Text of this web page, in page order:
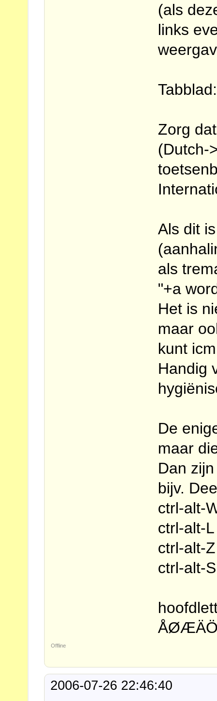
(als
links
Zorg
(Dutch-
Als dit
als
"+a
Het is
maar
kunt
Handig
De
maar
Dan
bijv.
ctrl-alt-
ctrl-alt-
ctrl-alt-
ctrl-alt-
Offline
2006-07-26 22:46:40